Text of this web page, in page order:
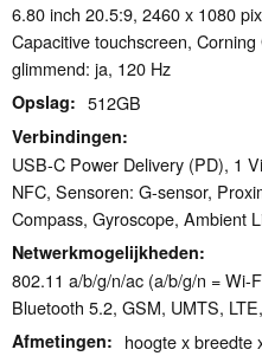
6.80 inch 20.5:9, 2460 x 1080
Capacitive touchscreen, Corning
glimmend: ja, 120 Hz
Opslag 512GB
Verbindingen
USB-C Power Delivery (PD), 1
NFC, Sensoren: G-sensor,
Compass, Gyroscope, Ambient
Netwerkmogelijkheden
802.11 a/b/g/n/ac (a/b/g/n = Wi-
Bluetooth 5.2, GSM, UMTS,
Afmetingen hoogte x breedte